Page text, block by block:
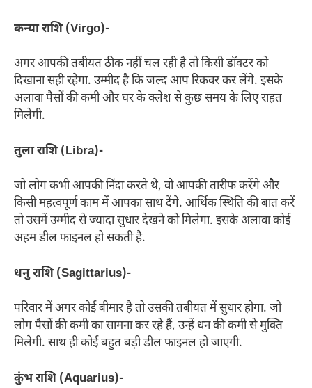
कन्या राशि (Virgo)-
अगर आपकी तबीयत ठीक नहीं चल रही है तो किसी डॉक्टर को
दिखाना सही रहेगा. उम्मीद है कि जल्द आप रिकवर कर लेंगे. इसके
अलावा पैसों की कमी और घर के क्लेश से कुछ समय के लिए राहत
मिलेगी.
तुला राशि (Libra)-
जो लोग कभी आपकी निंदा करते थे, वो आपकी तारीफ करेंगे और
किसी महत्वपूर्ण काम में आपका साथ देंगे. आर्थिक स्थिति की बात करें
तो उसमें उम्मीद से ज्यादा सुधार देखने को मिलेगा. इसके अलावा कोई
अहम डील फाइनल हो सकती है.
धनु राशि (Sagittarius)-
परिवार में अगर कोई बीमार है तो उसकी तबीयत में सुधार होगा. जो
लोग पैसों की कमी का सामना कर रहे हैं, उन्हें धन की कमी से मुक्ति
मिलेगी. साथ ही कोई बहुत बड़ी डील फाइनल हो जाएगी.
कुंभ राशि (Aquarius)-